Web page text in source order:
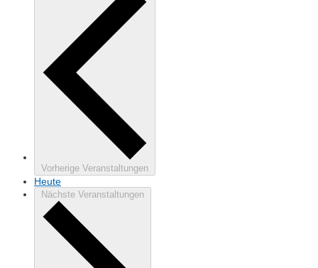
Vorherige Veranstaltungen
Heute
Nächste Veranstaltungen